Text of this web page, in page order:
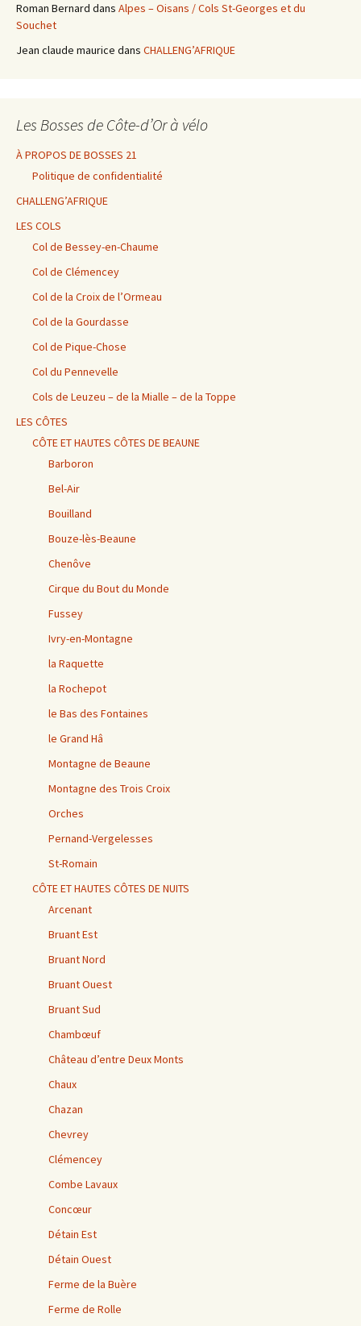
Roman Bernard dans Alpes – Oisans / Cols St-Georges et du
Souchet
Jean claude maurice dans CHALLENG’AFRIQUE
Les Bosses de Côte-d’Or à vélo
À PROPOS DE BOSSES 21
Politique de confidentialité
CHALLENG’AFRIQUE
LES COLS
Col de Bessey-en-Chaume
Col de Clémencey
Col de la Croix de l’Ormeau
Col de la Gourdasse
Col de Pique-Chose
Col du Pennevelle
Cols de Leuzeu – de la Mialle – de la Toppe
LES CÔTES
CÔTE ET HAUTES CÔTES DE BEAUNE
Barboron
Bel-Air
Bouilland
Bouze-lès-Beaune
Chenôve
Cirque du Bout du Monde
Fussey
Ivry-en-Montagne
la Raquette
la Rochepot
le Bas des Fontaines
le Grand Hâ
Montagne de Beaune
Montagne des Trois Croix
Orches
Pernand-Vergelesses
St-Romain
CÔTE ET HAUTES CÔTES DE NUITS
Arcenant
Bruant Est
Bruant Nord
Bruant Ouest
Bruant Sud
Chambœuf
Château d’entre Deux Monts
Chaux
Chazan
Chevrey
Clémencey
Combe Lavaux
Concœur
Détain Est
Détain Ouest
Ferme de la Buère
Ferme de Rolle